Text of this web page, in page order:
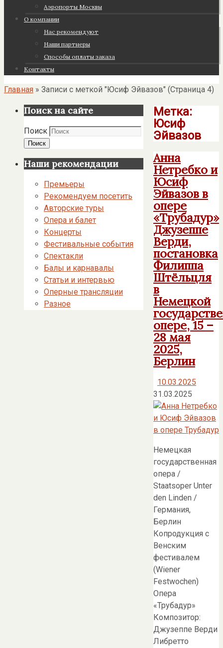
Аэропорты Москвы
О компании
Нас рекомендуют
Наши партнеры
Cпособы оплаты заказа
Контакты
Главная » Записи с меткой "Юсиф Эйвазов" (Страница 4)
Метка:
Юсиф
Эйвазов
Анна
Нетребко и
Юсиф
Эйвазов в
опере
«Трубадур»
Джузеппе
Верди,
постановка
Филиппа
Штёльцля
в
Немецкой
опере, 15 –
28 мая
2025,
Берлин
10.03.2025
31.03.2025
Немецкая
государственная
опера /
Staatsoper Unter
den Linden /
Германия,
Берлин
Копродукция с
Венским
фестивалем
(Wiener
Festwochen)
Опера
«Трубадур»
Композитор:
Джузеппе Верди
Либретто
Поиск на сайте
Поиск
Поиск
Наши рекомендации
Премьеры
Рекомендуем посетить
Авторские туры
Опера и балет
Концерты
Фестивальные события
Спектакли
Балы и карнавалы
Статьи и интервью
Оперные трансляции
Разное